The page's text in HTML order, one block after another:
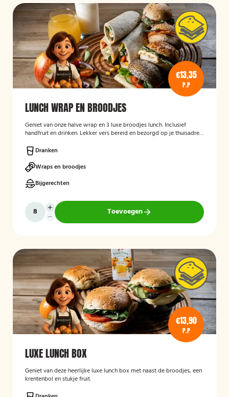
€13,35
P.P
LUNCH WRAP EN BROODJES
Geniet van onze halve wrap en 3 luxe broodjes lunch. Inclusief
handfruit en drinken. Lekker vers bereid en bezorgd op je thuisadres
Dranken
Wraps en broodjes
Bijgerechten
Toevoegen
€13,90
P.P
LUXE LUNCH BOX
Geniet van deze heerlijke luxe lunch box met naast de broodjes, een
krentenbol en stukje fruit.